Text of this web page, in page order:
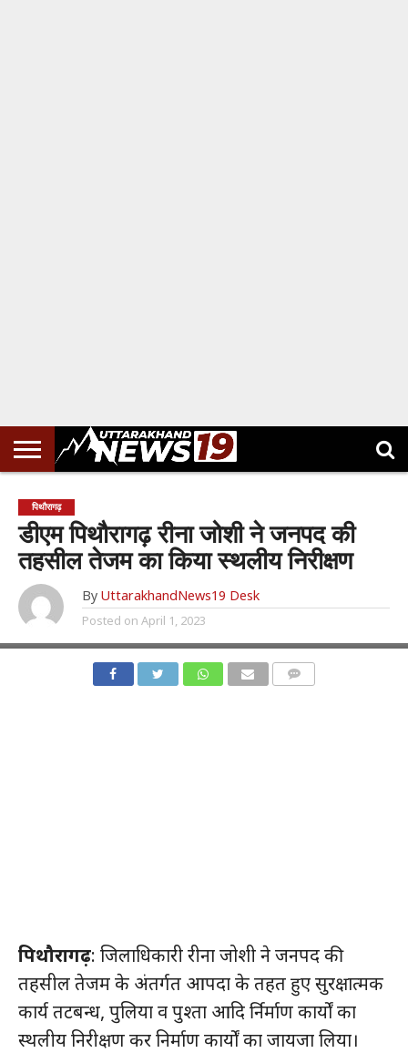
पिथौरागढ़
डीएम पिथौरागढ़ रीना जोशी ने जनपद की
तहसील तेजम का किया स्थलीय निरीक्षण
By UttarakhandNews19 Desk
Posted on April 1, 2023
पिथौरागढ़: जिलाधिकारी रीना जोशी ने जनपद की
तहसील तेजम के अंतर्गत आपदा के तहत हुए सुरक्षात्मक
कार्य तटबन्ध, पुलिया व पुश्ता आदि र्निर्माण कार्यों का
स्थलीय निरीक्षण कर निर्माण कार्यों का जायजा लिया।